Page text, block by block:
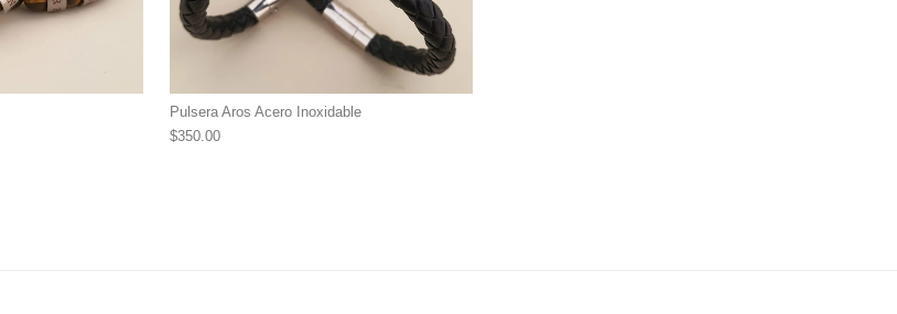
Pulsera Aros Acero Inoxidable
$350.00